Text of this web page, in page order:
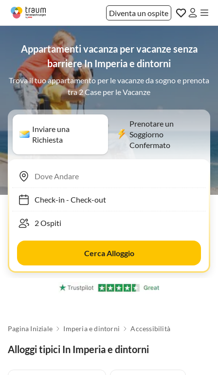
Diventa un ospite
Appartamenti vacanza per vacanze senza
barriere In Imperia e dintorni
Trova il tuo appartamento per le vacanze da sogno e prenota
tra 2 Case per le Vacanze
Inviare una
Richiesta
Prenotare un
Soggiorno
Confermato
Check-in- Check-out
Cerca Alloggio
Pagina Iniziale Imperia e dintorni Accessibilità
Alloggi tipici In Imperia e dintorni